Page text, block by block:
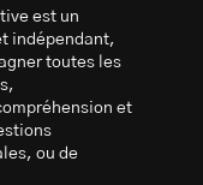
est un
indépendant,
toutes les
et
ou de